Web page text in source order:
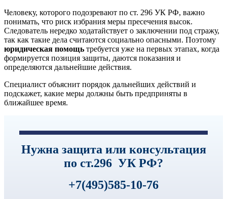
Человеку, которого подозревают по ст. 296 УК РФ, важно
понимать, что риск избрания меры пресечения высок.
Следователь нередко ходатайствует о заключении под стражу,
так как такие дела считаются социально опасными. Поэтому
юридическая помощь требуется уже на первых этапах, когда
формируется позиция защиты, даются показания и
определяются дальнейшие действия.
Специалист объяснит порядок дальнейших действий и
подскажет, какие меры должны быть предприняты в
ближайшее время.
Нужна защита или консультация
по ст.296 УК РФ?
+7(495)585-10-76